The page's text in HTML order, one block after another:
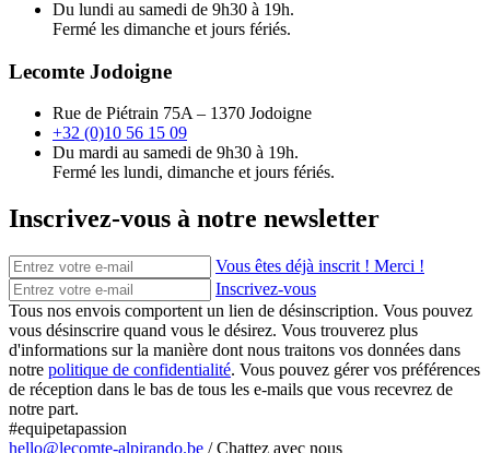
Du lundi au samedi de 9h30 à 19h.
Fermé les dimanche et jours fériés.
Lecomte Jodoigne
Rue de Piétrain 75A – 1370 Jodoigne
+32 (0)10 56 15 09
Du mardi au samedi de 9h30 à 19h.
Fermé les lundi, dimanche et jours fériés.
Inscrivez-vous à notre newsletter
Vous êtes déjà inscrit ! Merci !
Inscrivez-vous
Tous nos envois comportent un lien de désinscription. Vous pouvez
vous désinscrire quand vous le désirez. Vous trouverez plus
d'informations sur la manière dont nous traitons vos données dans
notre politique de confidentialité. Vous pouvez gérer vos préférences
de réception dans le bas de tous les e-mails que vous recevrez de
notre part.
#equipetapassion
hello@lecomte-alpirando.be /Chattez avec nous